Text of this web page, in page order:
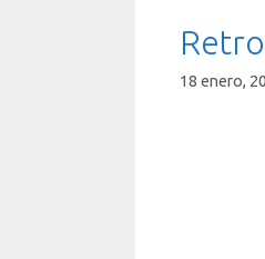
18 enero,